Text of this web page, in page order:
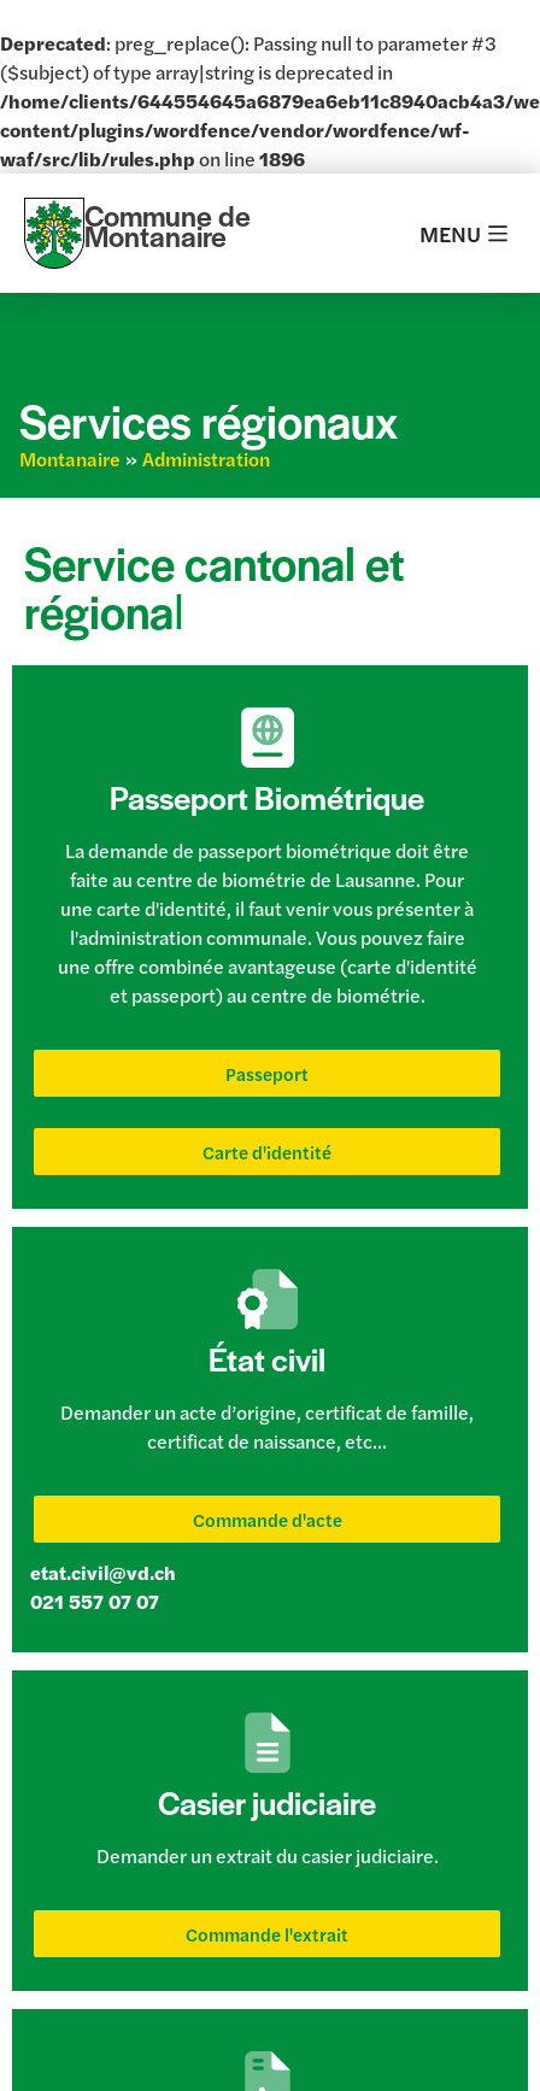
Deprecated: preg_replace(): Passing null to parameter #3
($subject) of type array|string is deprecated in
/home/clients/644554645a6879ea6eb11c8940acb4a3/
content/plugins/wordfence/vendor/wordfence/wf-
waf/src/lib/rules.phpon line1896
Commune de
Montanaire MENU
Services régionaux
Montanaire »Administration
Service cantonal et
régional​
Passeport Biométrique
La demande de passeport biométrique doit être
faite au centre de biométrie de Lausanne. Pour
une carte d'identité, il faut venir vous présenter à
l'administration communale. Vous pouvez faire
une offre combinée avantageuse (carte d'identité
et passeport) au centre de biométrie.
Passeport
Carte d'identité
État civil
Demander un acte d’origine, certificat de famille,
certificat de naissance, etc...
Commande d'acte
etat.civil@vd.ch
021 557 07 07
Casier judiciaire
Demander un extrait du casier judiciaire.
Commande l'extrait